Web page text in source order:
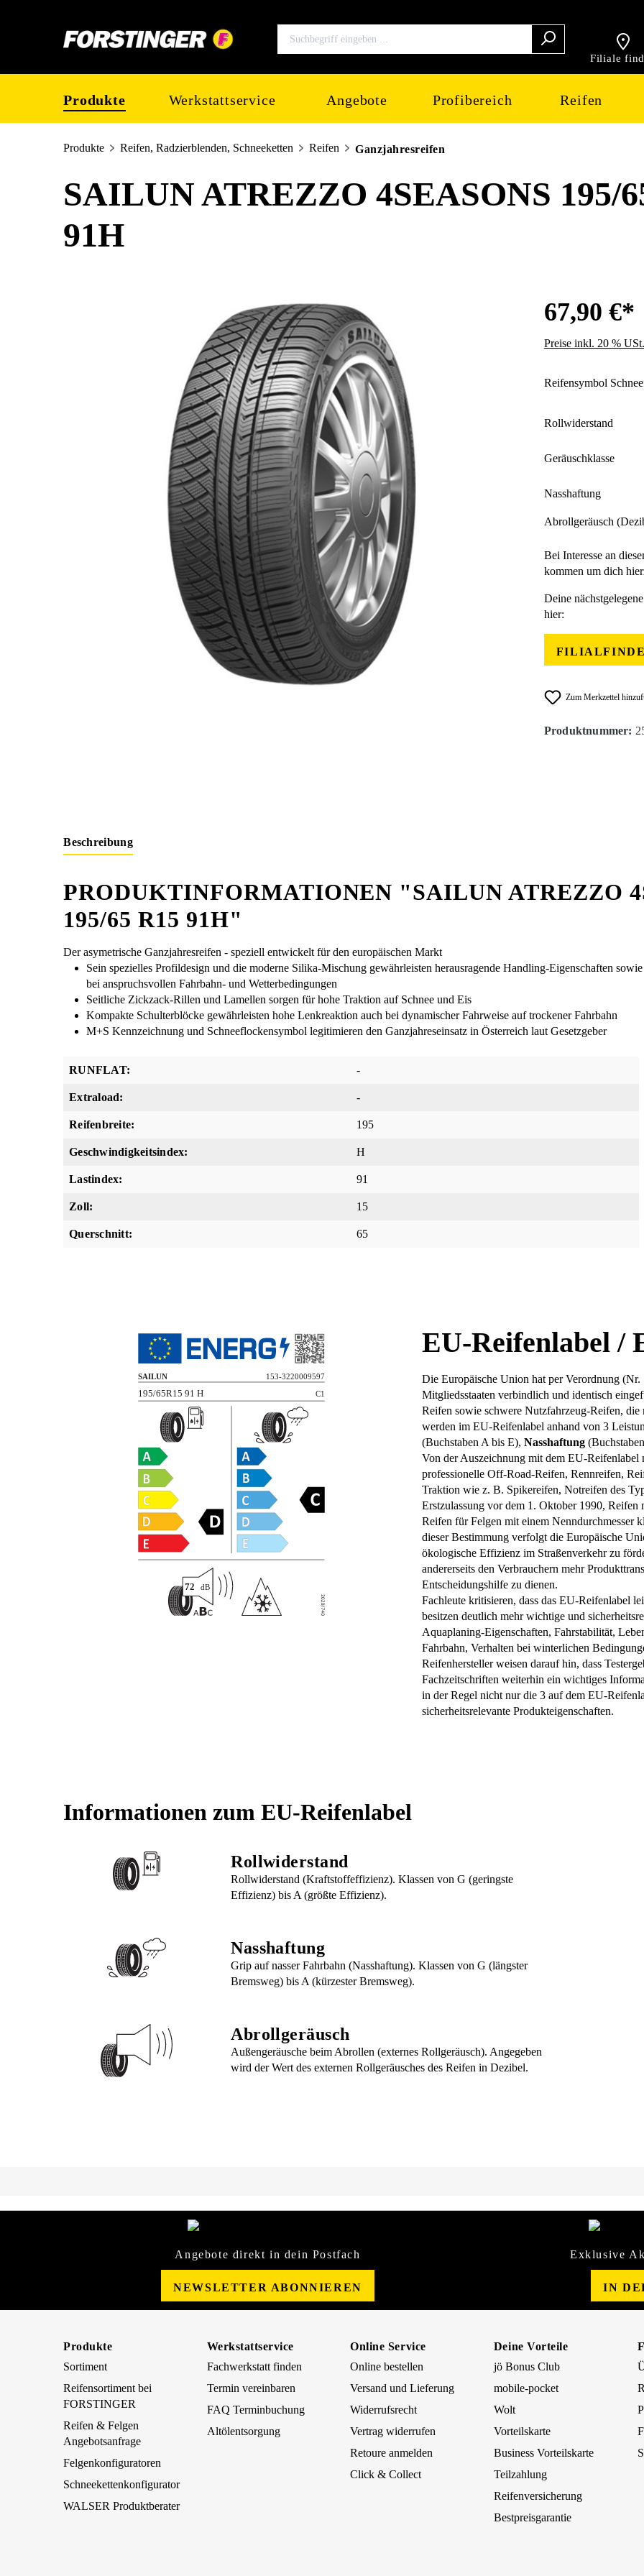
Filiale
Produkte Werkstattservice Angebote Profibereich Reifen
Produkte Reifen, Radzierblenden, Schneeketten Reifen Ganzjahresreifen
SAILUN ATREZZO 4SEASONS 195/
91H
67,90 €*
Preise inkl. 20 %
Reifensymbol
Rollwiderstand
Geräuschklasse
Nasshaftung
Abrollgeräusch
Bei Interesse an
kommen um dich
Deine
hier:
Zum Merkzettel
Produktnummer:
Beschreibung
PRODUKTINFORMATIONEN "SAILUN ATREZZO
195/65 R15 91H"
Der asymetrische Ganzjahresreifen - speziell entwickelt für den europäischen Markt
Sein spezielles Profildesign und die moderne Silika-Mischung gewährleisten herausragende Handling-Eigenschaften
bei anspruchsvollen Fahrbahn- und Wetterbedingungen
Seitliche Zickzack-Rillen und Lamellen sorgen für hohe Traktion auf Schnee und Eis
Kompakte Schulterblöcke gewährleisten hohe Lenkreaktion auch bei dynamischer Fahrweise auf trockener Fahrbahn
M+S Kennzeichnung und Schneeflockensymbol legitimieren den Ganzjahreseinsatz in Österreich laut Gesetzgeber
RUNFLAT: -
Extraload: -
Reifenbreite: 195
Geschwindigkeitsindex: H
Lastindex: 91
Zoll: 15
Querschnitt: 65
EU-Reifenlabel /
Die Europäische Union hat per Verordnung
Mitgliedsstaaten verbindlich und identisch
Reifen sowie schwere Nutzfahrzeug-Reifen,
werden im EU-Reifenlabel anhand von 3
(Buchstaben A bis E),Nasshaftung
Von der Auszeichnung mit dem EU-
professionelle Off-Road-Reifen, Rennreifen,
Traktion wie z. B. Spikereifen, Notreifen des
Erstzulassung vor dem 1. Oktober 1990,
Reifen für Felgen mit einem Nenndurchmesser
dieser Bestimmung verfolgt die Europäische
ökologische Effizienz im Straßenverkehr zu
andererseits den Verbrauchern mehr
Entscheidungshilfe zu dienen.
Fachleute kritisieren, dass das EU-Reifenlabel
besitzen deutlich mehr wichtige und
Aquaplaning-Eigenschaften, Fahrstabilität,
Fahrbahn, Verhalten bei winterlichen
Reifenhersteller weisen darauf hin, dass
Fachzeitschriften weiterhin ein wichtiges
in der Regel nicht nur die 3 auf dem EU-
sicherheitsrelevante Produkteigenschaften.
Informationen zum EU-Reifenlabel
Rollwiderstand
Rollwiderstand (Kraftstoffeffizienz). Klassen von G (geringste
Effizienz) bis A (größte Effizienz).
Nasshaftung
Grip auf nasser Fahrbahn (Nasshaftung). Klassen von G (längster
Bremsweg) bis A (kürzester Bremsweg).
Abrollgeräusch
Außengeräusche beim Abrollen (externes Rollgeräusch). Angegeben
wird der Wert des externen Rollgeräusches des Reifen in Dezibel.
Angebote direkt in dein Postfach
NEWSLETTER ABONNIEREN
Exklusive
IN
Produkte
Sortiment
Reifensortiment bei
FORSTINGER
Reifen & Felgen
Angebotsanfrage
Felgenkonfiguratoren
Schneekettenkonfigurator
WALSER Produktberater
Werkstattservice
Fachwerkstatt finden
Termin vereinbaren
FAQ Terminbuchung
Altölentsorgung
Online Service
Online bestellen
Versand und Lieferung
Widerrufsrecht
Vertrag widerrufen
Retoure anmelden
Click & Collect
Deine Vorteile
jö Bonus Club
mobile-pocket
Wolt
Vorteilskarte
Business Vorteilskarte
Teilzahlung
Reifenversicherung
Bestpreisgarantie